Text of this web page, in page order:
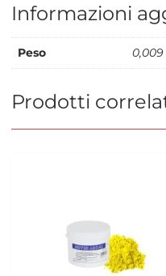
Informazioni
Peso
Prodotti